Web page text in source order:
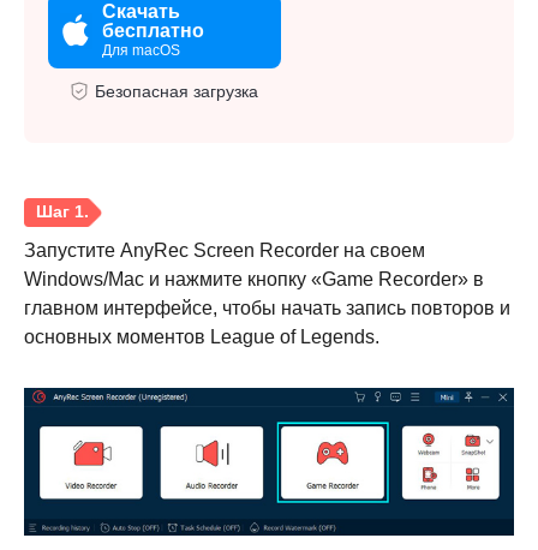
Скачать
бесплатно
Для macOS
Безопасная загрузка
Запустите AnyRec Screen Recorder на своем
Windows/Mac и нажмите кнопку «Game Recorder» в
главном интерфейсе, чтобы начать запись повторов и
основных моментов League of Legends.